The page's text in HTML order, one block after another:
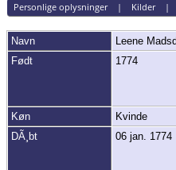
Personlige oplysninger| Kilder|
Navn Leene
Født
1774
Køn
Kvinde
DÃ¸bt
06 jan. 1774